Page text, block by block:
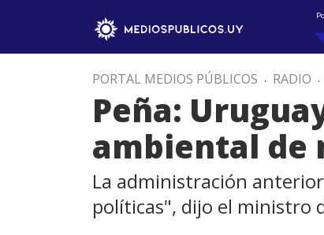
PORTAL MEDIOS PÚBLICOS . RADIO .
Peña:
ambiental de
La administración
políticas", dijo el ministro